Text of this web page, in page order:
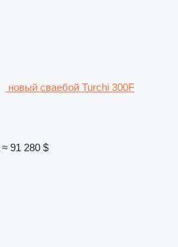
новый сваебой Turchi 300F
≈ 91 280 $